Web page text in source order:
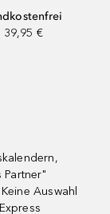
39,95 €
Partner"
Auswahl